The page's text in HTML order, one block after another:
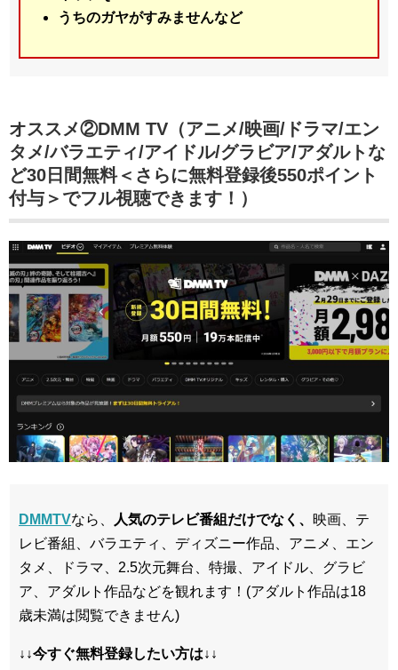
うちのガヤがすみませんなど
オススメ②DMM TV（アニメ/映画/ドラマ/エン
タメ/バラエティ/アイドル/グラビア/アダルトな
ど30日間無料＜さらに無料登録後550ポイント
付与＞でフル視聴できます！）
DMMTVなら、 人気のテレビ番組だけでなく、 映画、テ
レビ番組、バラエティ、ディズニー作品、アニメ、エン
タメ、ドラマ、2.5次元舞台、特撮、アイドル、グラビ
ア、アダルト作品などを観れます！(アダルト作品は18
歳未満は閲覧できません)
↓↓今すぐ無料登録したい方は↓↓